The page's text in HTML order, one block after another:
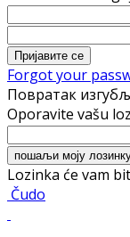
Forgot your
Повратак
Oporavite vašu
Lozinka će vam
Čudo